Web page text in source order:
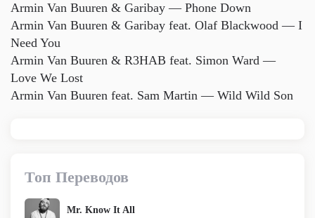
Armin Van Buuren & Garibay — Phone Down
Armin Van Buuren & Garibay feat. Olaf Blackwood — I
Need You
Armin Van Buuren & R3HAB feat. Simon Ward —
Love We Lost
Armin Van Buuren feat. Sam Martin — Wild Wild Son
Топ Переводов
Mr. Know It All